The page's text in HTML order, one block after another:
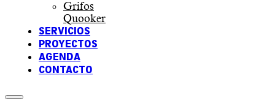
Grifos
Quooker
SERVICIOS
PROYECTOS
AGENDA
CONTACTO